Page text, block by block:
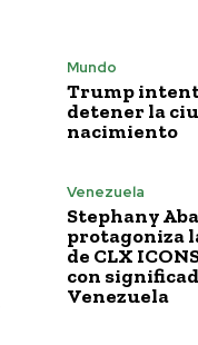
Mundo
Trump
detener la
nacimiento
Venezuela
Stephany
protagoniza
de CLX
con
Venezuela